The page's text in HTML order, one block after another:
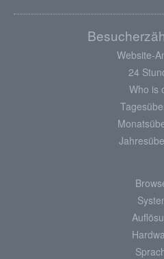
Website-
24
Who is